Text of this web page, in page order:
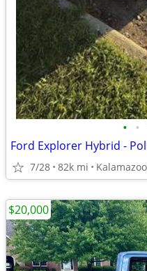
• •
Ford Explorer Hybrid -
7/28 82k mi Kalamazoo
$20,000